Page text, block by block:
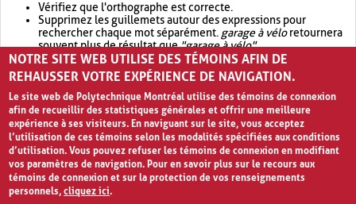
Vérifiez que l'orthographe est correcte.
Supprimez les guillemets autour des expressions pour
rechercher chaque mot séparément. garage à véloretournera
souvent plus de résultat que"garage à vélo".
Envisagez d'élargir votre recherche avec OR.garage OR vélo
retournera souvent plus de résultat quegarage à vélo
NOTRE SITE WEB UTILISE DES TÉMOINS AFIN DE
REHAUSSER VOTRE EXPÉRIENCE DE NAVIGATION.
Le site web de Polytechnique Montréal utilise des témoins de connexion
afin de recueillir des statistiques générales et offrir une meilleure
expérience à ses visiteurs. En naviguant sur le site, vous acceptez
l’utilisation de ces témoins selon les modalités spécifiées aux conditions
d’utilisation. Vous pouvez refuser les témoins de connexion en modifiant
vos paramètres de navigation. Pour en savoir plus sur le recours aux
témoins de connexion et sur la protection de vos renseignements
personnels,cliquez ici.